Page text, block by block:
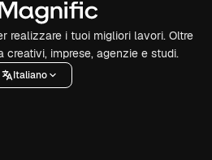
realizzare i tuoi migliori lavori. Oltre
creativi, imprese, agenzie e studi.
Italiano